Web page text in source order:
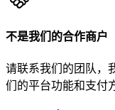
不是我们的合作商户
请联系我们的团队，
们的平台功能和支付